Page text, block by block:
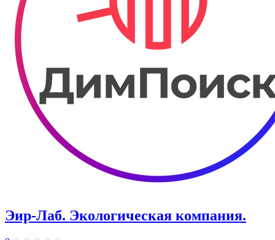
Эир-Лаб. Экологическая компания.